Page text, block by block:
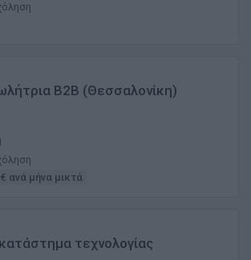
Β2Β (Θεσσαλονίκη)
ανά μήνα μικτά
τεχνολογίας